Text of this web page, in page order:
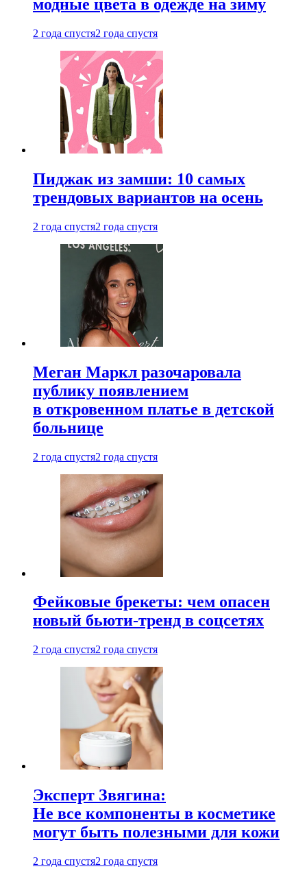
модные цвета в одежде на зиму
2 года спустя2 года спустя
Пиджак из замши: 10 самых
трендовых вариантов на осень
2 года спустя2 года спустя
Меган Маркл разочаровала
публику появлением
в откровенном платье в детской
больнице
2 года спустя2 года спустя
Фейковые брекеты: чем опасен
новый бьюти-тренд в соцсетях
2 года спустя2 года спустя
Эксперт Звягина:
Не все компоненты в косметике
могут быть полезными для кожи
2 года спустя2 года спустя